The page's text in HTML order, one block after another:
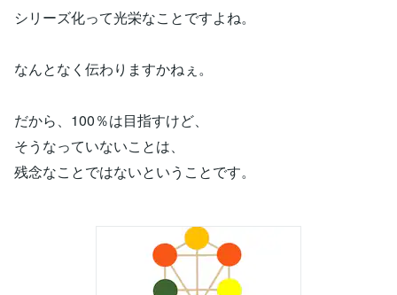
シリーズ化って光栄なことですよね。
なんとなく伝わりますかねぇ。
だから、100％は目指すけど、
そうなっていないことは、
残念なことではないということです。